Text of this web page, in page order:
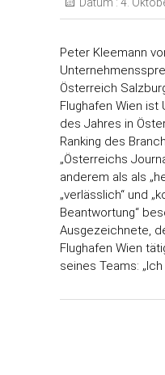
Peter Kleemann
Österreich
Flughafen Wien
des Jahres in
Ranking des
„Österreichs
anderem als als
„verlässlich“ und
Beantwortung“
Ausgezeichnete,
Flughafen Wien
seines Teams: